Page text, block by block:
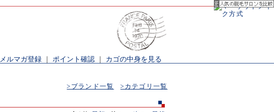
メルマガ登録 ポイント確認 カゴの中身を見る
>ブランド一覧
>カテゴリ一覧